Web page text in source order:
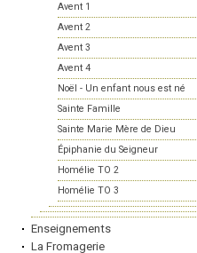
Avent 1
Avent 2
Avent 3
Avent 4
Noël - Un enfant nous est né
Sainte Famille
Sainte Marie Mère de Dieu
Épiphanie du Seigneur
Homélie TO 2
Homélie TO 3
Enseignements
La Fromagerie